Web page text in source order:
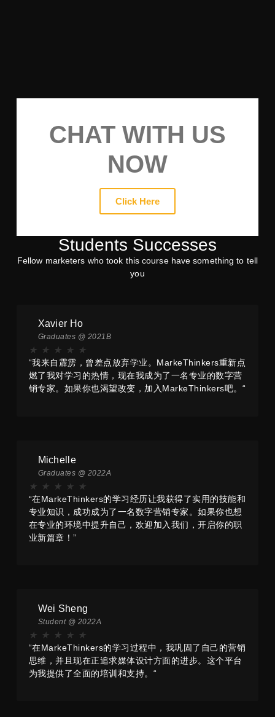
CHAT WITH US
NOW
Click Here
Students Successes
Fellow marketers who took this course have something to tell
you
Xavier Ho
Graduates @ 2021B
★ ★ ★ ★ ★
“我来自霹雳，曾差点放弃学业。MarkeThinkers重新点
燃了我对学习的热情，现在我成为了一名专业的数字营
销专家。如果你也渴望改变，加入MarkeThinkers吧。“
Michelle
Graduates @ 2022A
★ ★ ★ ★ ★
“在MarkeThinkers的学习经历让我获得了实用的技能和
专业知识，成功成为了一名数字营销专家。如果你也想
在专业的环境中提升自己，欢迎加入我们，开启你的职
业新篇章！”
Wei Sheng
Student @ 2022A
★ ★ ★ ★ ★
“在MarkeThinkers的学习过程中，我巩固了自己的营销
思维，并且现在正追求媒体设计方面的进步。这个平台
为我提供了全面的培训和支持。“